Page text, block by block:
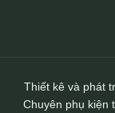
Thiết kê và phát
Chuyên phụ kiện